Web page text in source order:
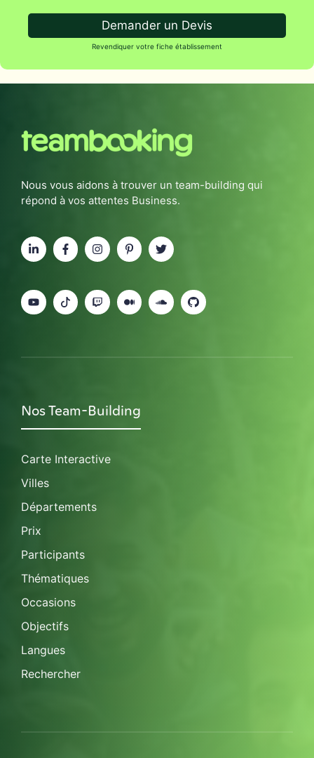
Demander un Devis
Revendiquer votre fiche établissement
Nous vous aidons à trouver un team-building qui
répond à vos attentes Business.
Nos Team-Building
Carte Interactive
Villes
Départements
Prix
Participants
Thématiques
Occasions
Objectifs
Langues
Rechercher